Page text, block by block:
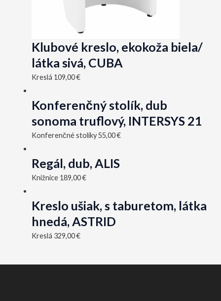
Klubové kreslo, ekokoža biela/
látka sivá, CUBA
Kreslá 109,00€
Konferenčný stolík, dub
sonoma truflový, INTERSYS 21
Konferenčné stolíky55,00€
Regál, dub, ALIS
Knižnice 189,00€
Kreslo ušiak, s taburetom, látka
hnedá, ASTRID
Kreslá 329,00€